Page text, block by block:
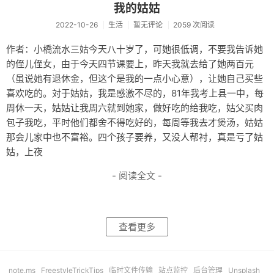
我的姑姑
2022-10-26 生活 暂无评论 2059 次阅读
作者：小橋流水三姑今天八十岁了，可她很低调，不要我告诉她
的侄儿侄女，由于今天四节课要上，昨天我就去给了她两百元
（虽说她有退休金，但这个是我的一点小心意），让她自己买些
喜欢吃的。対于姑姑，我是感激不尽的，81年我考上县一中，每
周休一天，姑姑让我周六就到她家，做好吃的给我吃，姑父买肉
包子我吃，平时他们都舍不得吃好的，每周等我去才煲汤，姑姑
那会儿家中也不富裕。四个孩子要养，又没人帮衬，真是亏了姑
姑，上夜
- 阅读全文 -
查看更多
note.ms FreestyleTrickTips 临时文件传输 站点监控 后台管理 Unsplash